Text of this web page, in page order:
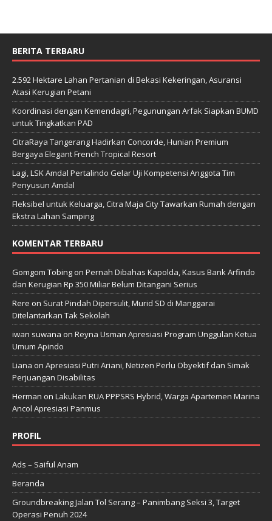
BERITA TERBARU
2.592 Hektare Lahan Pertanian di Bekasi Kekeringan, Asuransi
Atasi Kerugian Petani
Koordinasi dengan Kemendagri, Pegunungan Arfak Siapkan BUMD
untuk Tingkatkan PAD
CitraRaya Tangerang Hadirkan Concorde, Hunian Premium
Bergaya Elegant French Tropical Resort
Lagi, LSK Amdal Pertalindo Gelar Uji Kompetensi Anggota Tim
Penyusun Amdal
Fleksibel untuk Keluarga, Citra Maja City Tawarkan Rumah dengan
Ekstra Lahan Samping
KOMENTAR TERBARU
Gomgom Tobing on Pernah Dibahas Kapolda, Kasus Bank Arfindo
dan Kerugian Rp 350 Miliar Belum Ditangani Serius
Rere on Surat Pindah Dipersulit, Murid SD di Manggarai
Ditelantarkan Tak Sekolah
iwan suwana on Reyna Usman Apresiasi Program Unggulan Ketua
Umum Apindo
Liana on Apresiasi Putri Ariani, Netizen Perlu Obyektif dan Simak
Perjuangan Disabilitas
Herman on Lakukan RUA PPPSRS Hybrid, Warga Apartemen Marina
Ancol Apresiasi Panmus
PROFIL
Ads – Saiful Anam
Beranda
Groundbreaking Jalan Tol Serang – Panimbang Seksi 3, Target
Operasi Penuh 2024